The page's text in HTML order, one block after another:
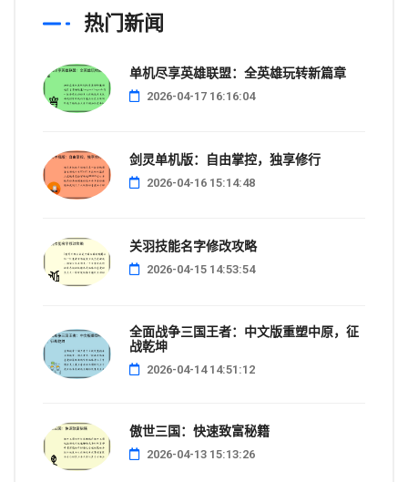
热门新闻
单机尽享英雄联盟：全英雄玩转新篇章
2026-04-17 16:16:04
剑灵单机版：自由掌控，独享修行
2026-04-16 15:14:48
关羽技能名字修改攻略
2026-04-15 14:53:54
全面战争三国王者：中文版重塑中原，征
战乾坤
2026-04-14 14:51:12
傲世三国：快速致富秘籍
2026-04-13 15:13:26